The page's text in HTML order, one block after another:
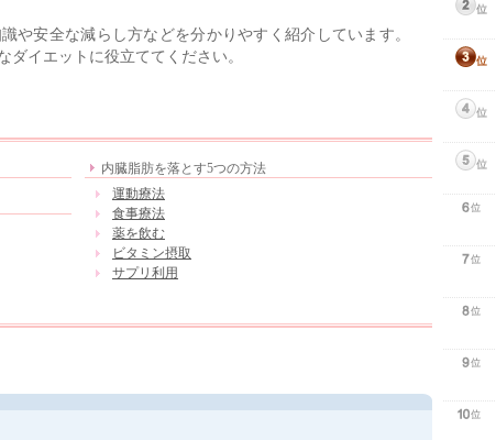
や安全な減らし方などを分かりやすく紹介しています。
イエットに役立ててください。
内臓脂肪を落とす5つの方法
運動療法
食事療法
薬を飲む
ビタミン摂取
サプリ利用